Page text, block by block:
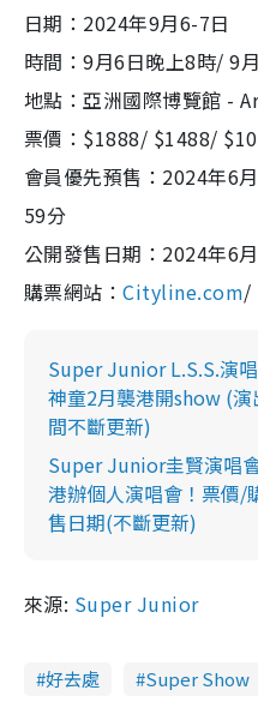
日期：2024年9月6-7日
時間：9月6日晚上8時/ 9
地點：亞洲國際博覽館 -
票價：$1888/ $1488/
會員優先預售：2024年6
59分
公開發售日期：2024年6
購票網站：Cityline.com/
Super Junior L.S.S.演
神童2月襲港開show (
間不斷更新)
Super Junior圭賢演唱
港辦個人演唱會！票價/
售日期(不斷更新)
來源: Super Junior
好去處 Super Show